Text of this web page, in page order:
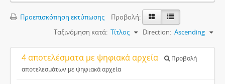
Προεπισκόπηση εκτύπωσης
Προβολή:
Ταξινόμηση κατά: Τίτλος Direction: Ascending
4 αποτελέσματα με ψηφιακά αρχεία
Προβολή
αποτελεσμάτων με ψηφιακά αρχεία